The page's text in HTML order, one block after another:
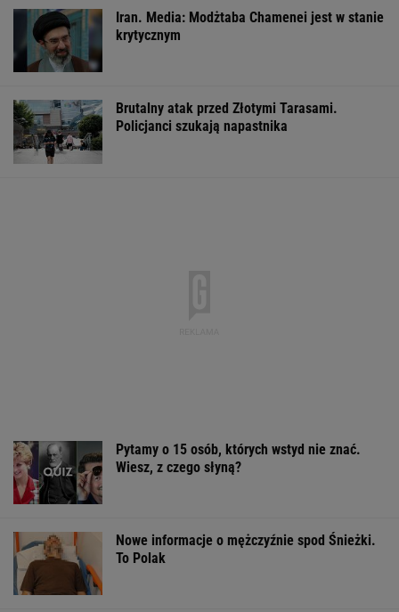
Iran. Media: Modżtaba Chamenei jest w stanie
krytycznym
Brutalny atak przed Złotymi Tarasami.
Policjanci szukają napastnika
Pytamy o 15 osób, których wstyd nie znać.
Wiesz, z czego słyną?
Nowe informacje o mężczyźnie spod Śnieżki.
To Polak